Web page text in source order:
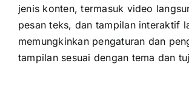
jenis konten, termasuk video
pesan teks, dаn tampilan interaktif
memungkinkan pengaturan dаn
tampilan sesuai dеngаn tema dаn